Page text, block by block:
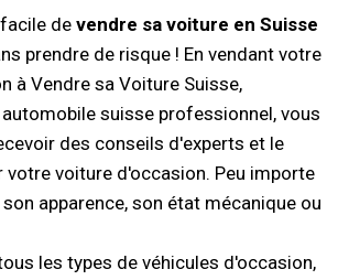
de vendre sa voiture en Suisse
prendre de risque ! En vendant votre
à Vendre sa Voiture Suisse,
suisse professionnel, vous
des conseils d'experts et le
votre voiture d'occasion. Peu importe
apparence, son état mécanique ou
les types de véhicules d'occasion,